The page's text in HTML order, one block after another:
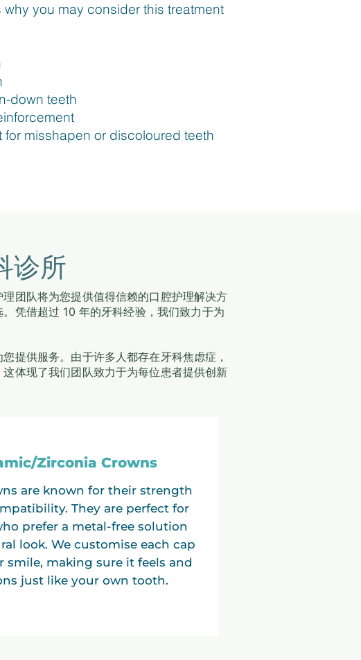
you may consider this treatment
down teeth
misshapen or discoloured teeth
诊所
团队将为您提供值得信赖的口腔护理解决方
凭借超过 10 年的牙科经验，我们致力于为
提供服务。由于许多人都存在牙科焦虑症，
体现了我们团队致力于为每位患者提供创新
Zirconia Crowns
are known for their strength
They are perfect for
prefer a metal-free solution
look. We customise each cap
smile, making sure it feels and
just like your own tooth.